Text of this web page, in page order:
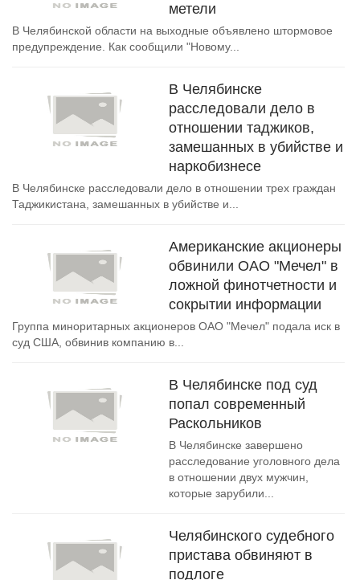
метели
В Челябинской области на выходные объявлено штормовое
предупреждение. Как сообщили "Новому...
В Челябинске
расследовали дело в
отношении таджиков,
замешанных в убийстве и
наркобизнесе
В Челябинске расследовали дело в отношении трех граждан
Таджикистана, замешанных в убийстве и...
Американские акционеры
обвинили ОАО "Мечел" в
ложной финотчетности и
сокрытии информации
Группа миноритарных акционеров ОАО "Мечел" подала иск в
суд США, обвинив компанию в...
В Челябинске под суд
попал современный
Раскольников
В Челябинске завершено
расследование уголовного дела
в отношении двух мужчин,
которые зарубили...
Челябинского судебного
пристава обвиняют в
подлоге